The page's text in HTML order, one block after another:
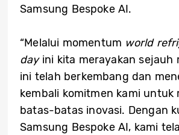
Samsung Bespoke AI.
“Melalui momentum world
dayini kita merayakan sejauh
ini telah berkembang dan
kembali komitmen kami untuk
batas-batas inovasi. Dengan
Samsung Bespoke AI, kami